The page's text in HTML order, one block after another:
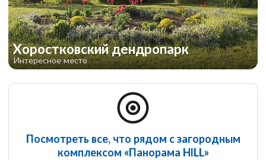
Хоростковский дендропарк
Интересное место
Посмотреть все, что рядом с загородным
комплексом «Панорама HILL»